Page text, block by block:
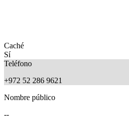
Caché
Sí
Teléfono
+972 52 286 9621
Nombre público
--